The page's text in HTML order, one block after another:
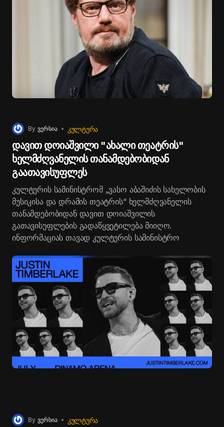
By ვერსია ᲙᲣᲚᲢᲣᲠᲐ
დავით დოიაშვილი "ახალი თეატრის"
ხელმძღვანელის თანამდებობიდან
გაათავისუფლეს
კულტურის სამინისტრომ „ვასო აბაშიძის სახელობის
მუსიკისა და დრამის თეატრის“ ხელმძღვანელის
თანამდებობიდან დავით დოიაშვილის
გათავისუფლების გადაწყვეტილება მიიღო.
ინფორმაციას თავად კულტურის სამინისტრო
„ვასო აბაშიძის სახელობის მუსიკალური კომედიისა
და დრამის პროფესიული სახელმწიფო თეატრი“
არის სახელმწიფოს მიერ დაფუძნებული საჯარო
სამართლის იურიდიული პირი.
სახელმწიფო პროფესიული თეატრი, ისევე, როგორც
ნებისმიერი სხვა სსიპ-ი ანგარიშვალდებულია და აქვს
კანონით დაკისრებული მოვალეობა, აღასრულოს
მიზნები, რისთვისაც სახელმწიფომ დააფუძნა.
კერძოდ, თეატრში შემოქმედებითი საქმიანობა უნდა
ხორციელდებოდეს ისევე უწყვეტად, როგორც
არაერთგზის გაფრთხილების მიუხედავად,
By ვერსია ᲙᲣᲚᲢᲣᲠᲐ